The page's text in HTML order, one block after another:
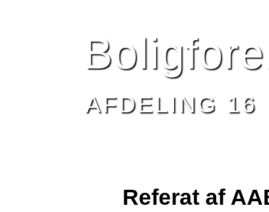
AFDELING 16
Referat af